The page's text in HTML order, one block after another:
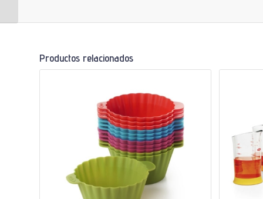
Productos relacionados